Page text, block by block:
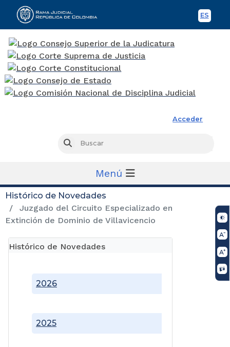
ES
Acceder
Buscar
Menú
Histórico de Novedades
Juzgado del Circuito Especializado en
Extinción de Dominio de Villavicencio
Histórico de Novedades
2025
2026